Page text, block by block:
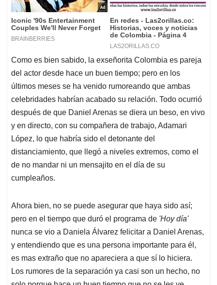
Como es bien sabido, la exseñorita Colombia es pareja
del actor desde hace un buen tiempo; pero en los
últimos meses se ha venido rumoreando que ambas
celebridades habrían acabado su relación. Todo ocurrió
después de que Daniel Arenas se diera un beso, en vivo
y en directo, con su compañera de trabajo, Adamari
López, lo que habría sido el detonante del
distanciamiento, que llegó a niveles extremos, como el
de no mandar ni un mensajito en el día de su
cumpleaños.
Ahora bien, no se puede asegurar que haya sido así;
pero en el tiempo que duró el programa de 'Hoy día'
nunca se vio a Daniela Álvarez felicitar a Daniel Arenas,
y entendiendo que es una persona importante para él,
es mas extraño que no apareciera a que sí lo hiciera.
Los rumores de la separación ya casi son un hecho, no